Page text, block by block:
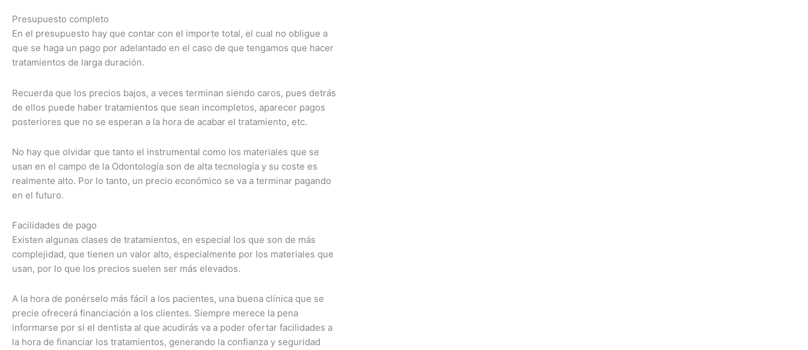
Presupuesto completo
En el presupuesto hay que contar con el importe total, el cual no obligue a
que se haga un pago por adelantado en el caso de que tengamos que hacer
tratamientos de larga duración.
Recuerda que los precios bajos, a veces terminan siendo caros, pues detrás
de ellos puede haber tratamientos que sean incompletos, aparecer pagos
posteriores que no se esperan a la hora de acabar el tratamiento, etc.
No hay que olvidar que tanto el instrumental como los materiales que se
usan en el campo de la Odontología son de alta tecnología y su coste es
realmente alto. Por lo tanto, un precio económico se va a terminar pagando
en el futuro.
Facilidades de pago
Existen algunas clases de tratamientos, en especial los que son de más
complejidad, que tienen un valor alto, especialmente por los materiales que
usan, por lo que los precios suelen ser más elevados.
A la hora de ponérselo más fácil a los pacientes, una buena clínica que se
precie ofrecerá financiación a los clientes. Siempre merece la pena
informarse por si el dentista al que acudirás va a poder ofertar facilidades a
la hora de financiar los tratamientos, generando la confianza y seguridad